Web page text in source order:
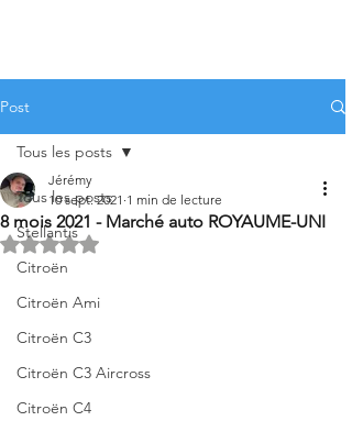
Post
Tous les posts
Stellantis
Citroën
Citroën Ami
Citroën C3
Citroën C3 Aircross
Citroën C4
Tous les posts
8 mois 2021 - Marché auto ROYAUME-UNI
Jérémy
10 sept. 2021 1 min de lecture
Noté NaN étoiles sur 5.